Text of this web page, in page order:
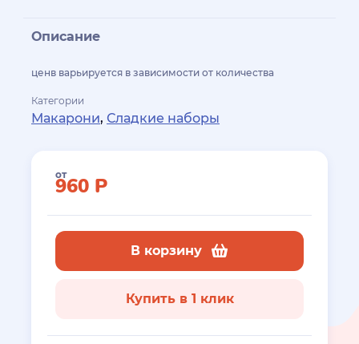
Описание
ценв варьируется в зависимости от количества
Категории
Макарони, Сладкие наборы
от
960 Р
В корзину
Купить в 1 клик